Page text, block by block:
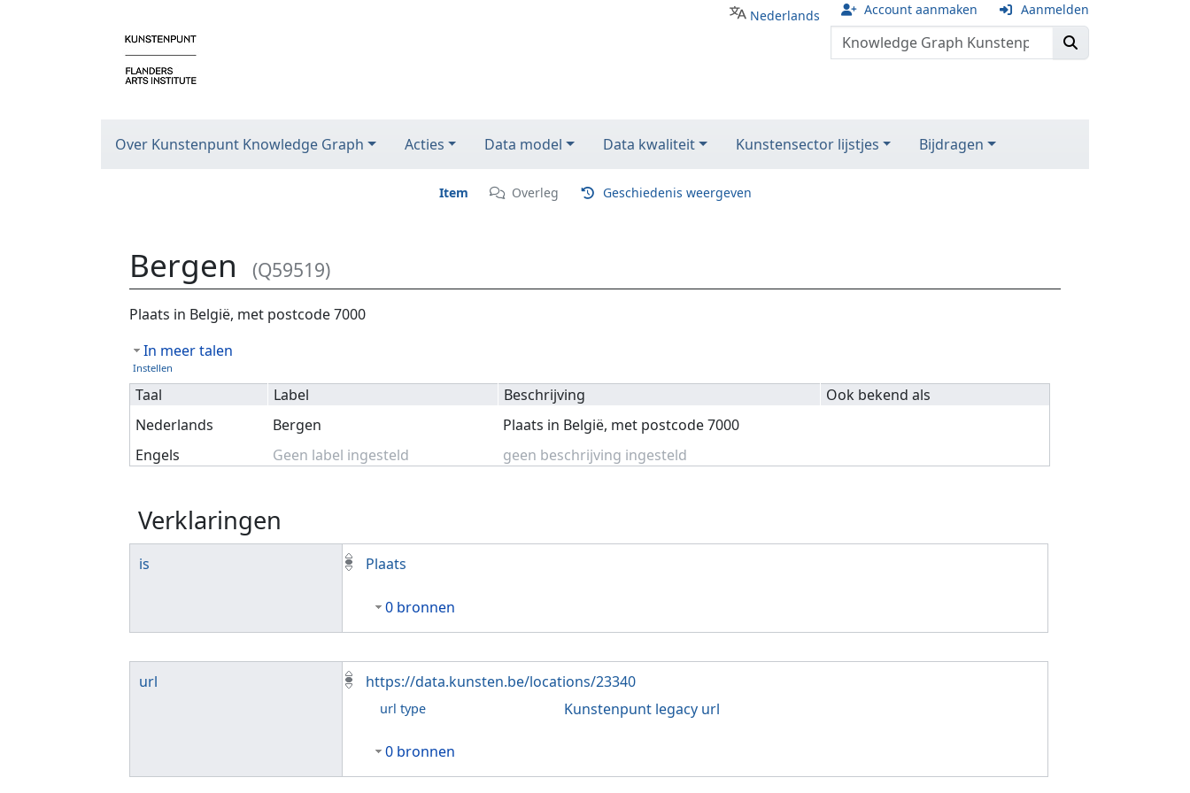
Nederlands Account aanmaken Aanmelden
Over Kunstenpunt Knowledge Graph Acties Data model Data kwaliteit Kunstensector lijstjes Bijdragen
Item Overleg Geschiedenis weergeven
Bergen (Q59519)
Ga naar: navigatie,zoeken
Plaats in België, met postcode 7000
In meer talen
Instellen
Taal Label Beschrijving
Ook bekend als
Nederlands
Bergen
Plaats in België, met postcode 7000
Engels
Geen label ingesteld geen beschrijving ingesteld
Verklaringen
is Plaats
0 bronnen
url https://data.kunsten.be/locations/23340
url type Kunstenpunt legacy url
0 bronnen